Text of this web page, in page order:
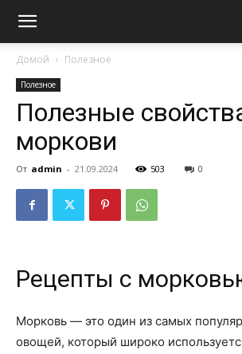
Домой Полезное
Полезное
Полезные
моркови
От admin - 21.09.2024 503 0
Рецепты с
Морковь — это один из самых
овощей, который широко